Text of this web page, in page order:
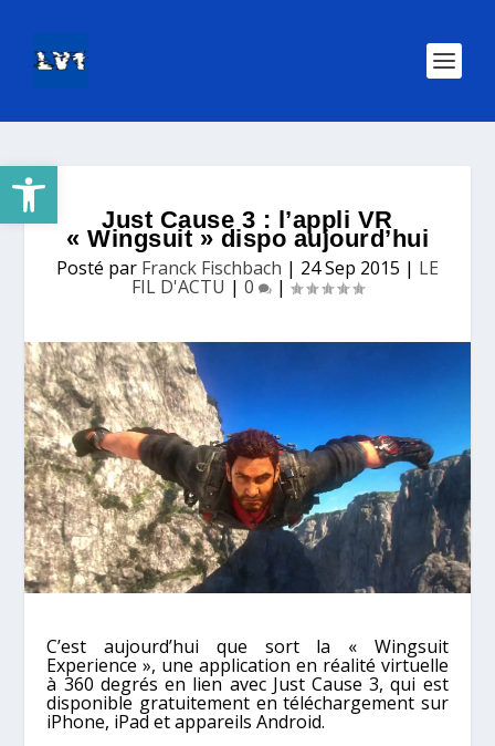
Ouvrir la barre d’outils
Just Cause 3 : l’appli VR
« Wingsuit » dispo aujourd’hui
Posté par Franck Fischbach | 24 Sep 2015 | LE
FIL D'ACTU | 0 |
C’est aujourd’hui que sort la « Wingsuit
Experience », une application en réalité virtuelle
à 360 degrés en lien avec Just Cause 3, qui est
disponible gratuitement en téléchargement sur
iPhone, iPad et appareils Android.